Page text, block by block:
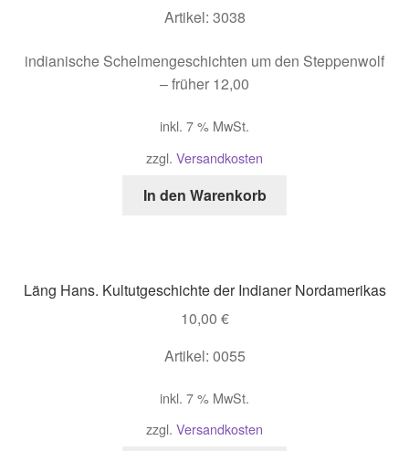
Artikel: 3038
indianische Schelmengeschichten um den Steppenwolf
– früher 12,00
inkl. 7 % MwSt.
zzgl. Versandkosten
In den Warenkorb
Läng Hans. Kultutgeschichte der Indianer Nordamerikas
10,00 €
Artikel: 0055
inkl. 7 % MwSt.
zzgl. Versandkosten